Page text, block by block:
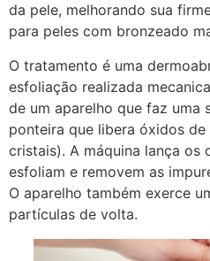
da pele, melhorando sua
para peles com bronzeado
O tratamento é uma
esfoliação realizada
de um aparelho que faz uma
ponteira que libera óxidos
cristais). A máquina lança os
esfoliam e removem as
O aparelho também exerce
partículas de volta.